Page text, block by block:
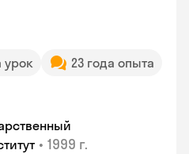
урок
23 года опыта
• 1999 г.